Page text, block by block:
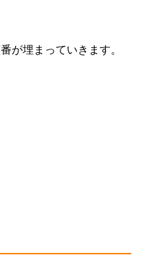
が埋まっていきます。